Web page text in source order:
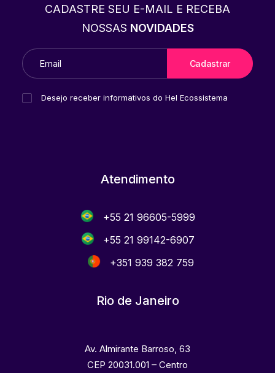
CADASTRE SEU E-MAIL E RECEBA
NOSSAS NOVIDADES
Desejo receber informativos do Hel Ecossistema
Atendimento
+55 21 96605-5999
+55 21 99142-6907
+351 939 382 759
Rio de Janeiro
Av. Almirante Barroso, 63
CEP 20031.001 – Centro